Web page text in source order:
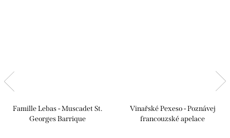
Famille Lebas - Muscadet St.
Georges Barrique
Vinařské Pexeso - Poznávej
francouzské apelace